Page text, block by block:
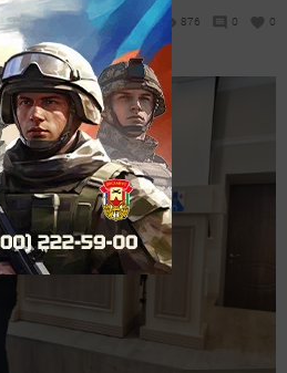
2024 - 15:44 876 0 0